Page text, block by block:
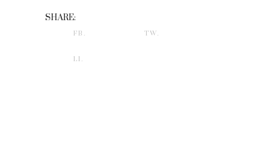
SHARE:
FB. TW.
LI.